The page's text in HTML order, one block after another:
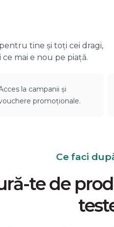
tine și toți cei dragi,
mai e nou pe piață.
la campanii și
promoționale.
Ce faci
te de